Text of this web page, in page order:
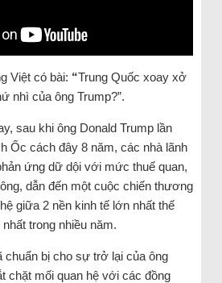
Việt có bài: “Trung Quốc xoay xở
nhì của ông Trump?”.
sau khi ông Donald Trump lần
Ốc cách đây 8 năm, các nhà lãnh
ứng dữ dội với mức thuế quan,
dẫn đến một cuộc chiến thương
giữa 2 nền kinh tế lớn nhất thế
trong nhiều năm.
chuẩn bị cho sự trở lại của ông
chặt mối quan hệ với các đồng